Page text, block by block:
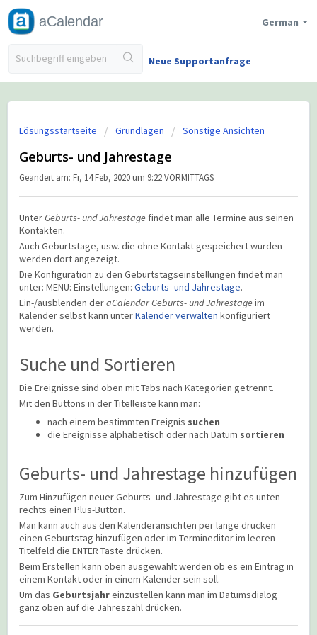
aCalendar German
Neue Supportanfrage
Lösungsstartseite Grundlagen Sonstige Ansichten
Geburts- und Jahrestage
Geändert am: Fr, 14 Feb, 2020 um 9:22 VORMITTAGS
UnterGeburts- und Jahrestage findet man alle Termine aus seinen
Kontakten.
Auch Geburtstage, usw. die ohne Kontakt gespeichert wurden
werden dort angezeigt.
Die Konfiguration zu den Geburtstagseinstellungen findet man
unter: MENÜ: Einstellungen: Geburts- und Jahrestage.
Ein-/ausblenden deraCalendarGeburts- und Jahrestageim
Kalender selbst kann unterKalender verwalten konfiguriert
werden.
Suche und Sortieren
Die Ereignisse sind oben mit Tabs nach Kategorien getrennt.
Mit den Buttons in der Titelleiste kann man:
nach einem bestimmten Ereignis suchen
die Ereignisse alphabetisch oder nach Datum sortieren
Geburts- und Jahrestage hinzufügen
Zum Hinzufügen neuer Geburts- und Jahrestage gibt es unten
rechts einen Plus-Button.
Man kann auch aus den Kalenderansichten per lange drücken
einen Geburtstag hinzufügen oder im Termineditor im leeren
Titelfeld die ENTER Taste drücken.
Beim Erstellen kann oben ausgewählt werden ob es ein Eintrag in
einem Kontakt oder in einem Kalender sein soll.
Um das Geburtsjahreinzustellen kann man im Datumsdialog
ganz oben auf die Jahreszahl drücken.